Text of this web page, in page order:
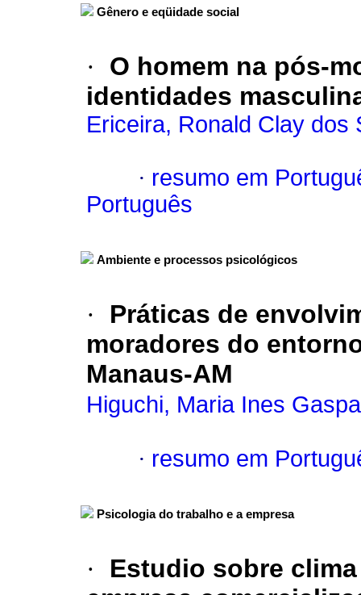
Gênero e eqüidade social
·
O homem na pós-
identidades
Ericeira, Ronald Clay dos
· resumo em
Português
Ambiente e processos psicológicos
·
Práticas de
moradores do
Manaus-AM
Higuchi, Maria Ines
· resumo em
Psicologia do trabalho e a empresa
·
Estudio sobre